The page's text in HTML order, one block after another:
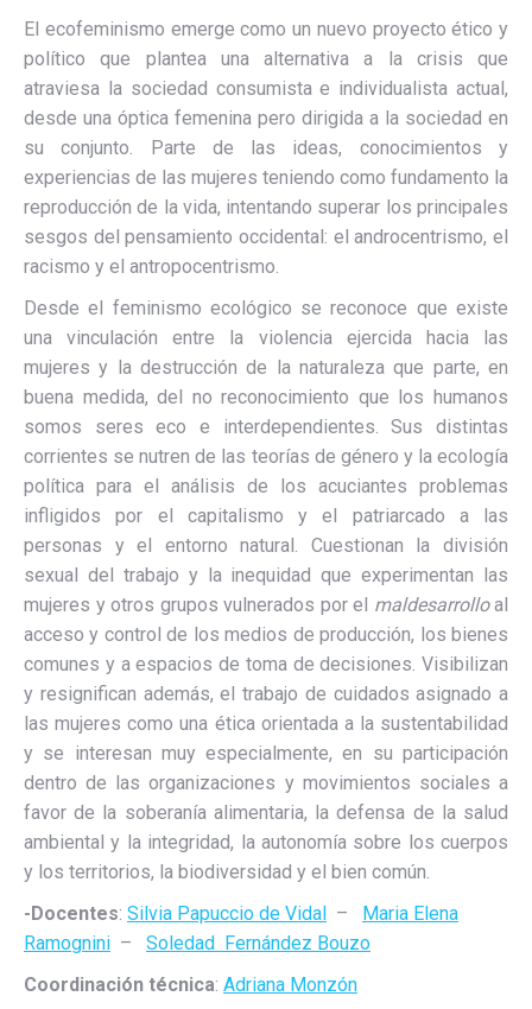
El ecofeminismo emerge como un nuevo proyecto ético y
político que plantea una alternativa a la crisis que
atraviesa la sociedad consumista e individualista actual,
desde una óptica femenina pero dirigida a la sociedad en
su conjunto. Parte de las ideas, conocimientos y
experiencias de las mujeres teniendo como fundamento la
reproducción de la vida, intentando superar los principales
sesgos del pensamiento occidental: el androcentrismo, el
racismo y el antropocentrismo.
Desde el feminismo ecológico se reconoce que existe
una vinculación entre la violencia ejercida hacia las
mujeres y la destrucción de la naturaleza que parte, en
buena medida, del no reconocimiento que los humanos
somos seres eco e interdependientes. Sus distintas
corrientes se nutren de las teorías de género y la ecología
política para el análisis de los acuciantes problemas
infligidos por el capitalismo y el patriarcado a las
personas y el entorno natural. Cuestionan la división
sexual del trabajo y la inequidad que experimentan las
mujeres y otros grupos vulnerados por el maldesarrolloal
acceso y control de los medios de producción, los bienes
comunes y a espacios de toma de decisiones. Visibilizan
y resignifican además, el trabajo de cuidados asignado a
las mujeres como una ética orientada a la sustentabilidad
y se interesan muy especialmente, en su participación
dentro de las organizaciones y movimientos sociales a
favor de la soberanía alimentaria, la defensa de la salud
ambiental y la integridad, la autonomía sobre los cuerpos
y los territorios, la biodiversidad y el bien común.
-Docentes: Silvia Papuccio de Vidal – Maria Elena
Ramognini – Soledad Fernández Bouzo
Coordinación técnica: Adriana Monzón